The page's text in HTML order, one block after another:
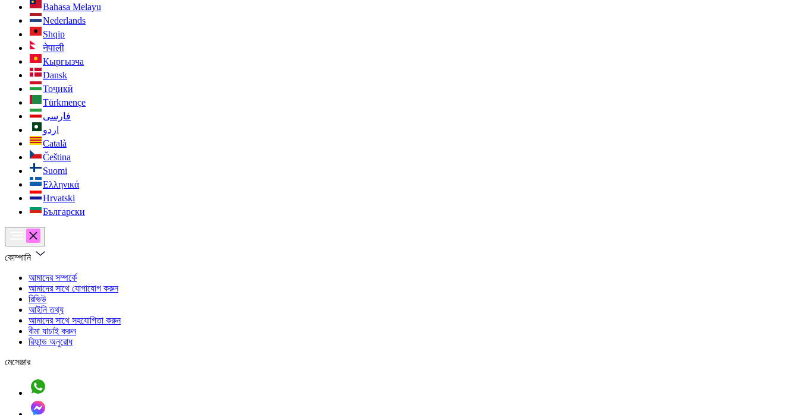
Bahasa Melayu
Nederlands
Shqip
नेपाली
Кыргызча
Dansk
Тоҷикӣ
Türkmençe
فارسی
اردو
Català
Čeština
Suomi
Ελληνικά
Hrvatski
Български
কোম্পানি
আমাদের সম্পর্কে
আমাদের সাথে যোগাযোগ করুন
রিভিউ
আইনি তথ্য
আমাদের সাথে সহযোগিতা করুন
বীমা যাচাই করুন
রিফান্ড অনুরোধ
মেসেঞ্জার